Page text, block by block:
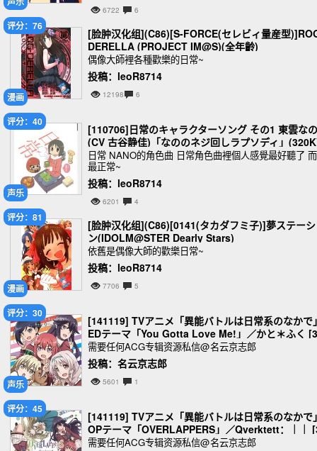
6722 6
漫画
评分：76
[脸肿汉化组](C86)[S-FORCE(セレビィ量産型
DERELLA (PROJECT IM@S)(全年齡)
偶像大師裡各種歡樂的日常~
投稿：leoR8714
12198 6
声乐
评分：40
[110706]日常のキャラクターソング その1 東雲なの
(CV 古谷静佳)「なののネジ回しラプソディ」
日常 NANO的角色曲 日常角色曲裡個人感覺最好聽了
最正常~
投稿：leoR8714
6201 4
漫画
评分：81
[脸肿汉化组](C86)[0141(タカダフミ子)]夢ステー
ン(IDOLM@STER Dearly Stars)
依舊是偶像大師的歡樂日常~
投稿：leoR8714
7706 5
声乐
评分：30
[141119] TVアニメ「異能バトルは日常系のなかで
EDテーマ「You Gotta Love Me!」／かと＊ふく
0K]
需要任何ACG专辑资源私信@名云京志郎
投稿：名云京志郎
5601 1
评分：45
[141119] TVアニメ「異能バトルは日常系のなかで
OPテーマ「OVERLAPPERS」／Qverktett：｜｜
20K]
需要任何ACG专辑资源私信@名云京志郎